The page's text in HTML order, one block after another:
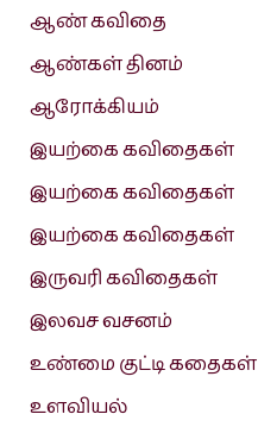
ஆண் கவிதை
ஆண்கள் தினம்
ஆரோக்கியம்
இயற்கை கவிதைகள்
இயற்கை கவிதைகள்
இயற்கை கவிதைகள்
இருவரி கவிதைகள்
இலவச வசனம்
உண்மை குட்டி கதைகள்
உளவியல்